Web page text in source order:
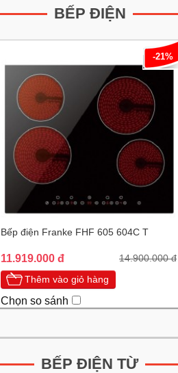
BẾP ĐIỆN
-21%
Bếp điện Franke FHF 605 604C T
11.919.000 đ 14.900.000 đ
Thêm vào giỏ hàng
Chọn so sánh
BẾP ĐIỆN TỪ